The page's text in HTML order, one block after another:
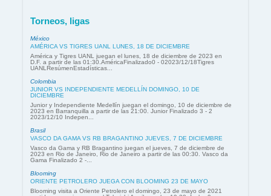
Torneos, ligas
México
AMÉRICA VS TIGRES UANL LUNES, 18 DE DICIEMBRE
América y Tigres UANL juegan el lunes, 18 de diciembre de 2023 en
D.F. a partir de las 01:30.AméricaFinalizado0 - 02023/12/18Tigres
UANLResúmenEstadísticas...
Colombia
JUNIOR VS INDEPENDIENTE MEDELLÍN DOMINGO, 10 DE
DICIEMBRE
Junior y Independiente Medellín juegan el domingo, 10 de diciembre de
2023 en Barranquilla a partir de las 21:00. Junior Finalizado 3 - 2
2023/12/10 Indepen...
Brasil
VASCO DA GAMA VS RB BRAGANTINO JUEVES, 7 DE DICIEMBRE
Vasco da Gama y RB Bragantino juegan el jueves, 7 de diciembre de
2023 en Rio de Janeiro, Rio de Janeiro a partir de las 00:30. Vasco da
Gama Finalizado 2 -...
Blooming
ORIENTE PETROLERO JUEGA CON BLOOMING 23 DE MAYO
Blooming visita a Oriente Petrolero el domingo, 23 de mayo de 2021